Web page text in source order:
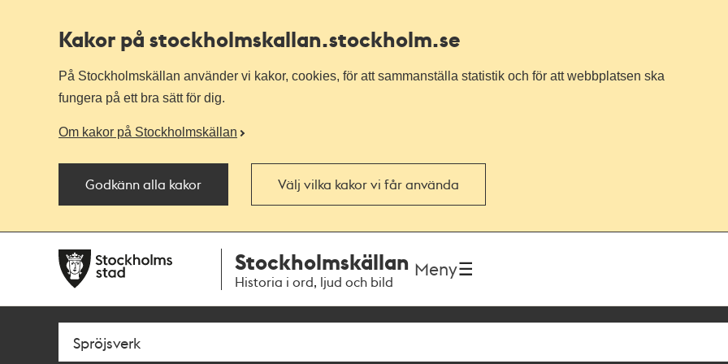
Kakor på stockholmskallan.stockholm.se
På Stockholmskällan använder vi kakor, cookies, för att sammanställa statistik och för att webbplatsen ska
fungera på ett bra sätt för dig.
Om kakor på Stockholmskällan
Godkänn alla kakor Välj vilka kakor vi får använda
navigationen
huvudinnehållet
Stockholmskällan
Historia i ord, ljud och bild
Meny
Sök